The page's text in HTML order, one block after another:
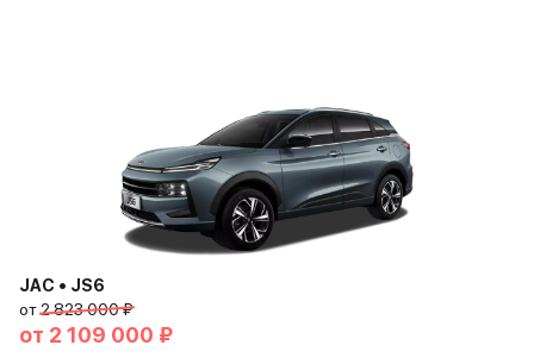
JAC • JS6
от2 823 000 ₽
от 2 109 000 ₽